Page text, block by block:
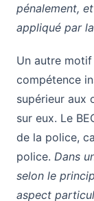
pénalement,
appliqué par
Un autre
compétence
supérieur aux
sur eux. Le
de la police,
police. Dans
selon le
aspect